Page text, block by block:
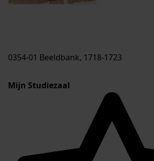
0354-01 Beeldbank, 1718-1723
Mijn Studiezaal